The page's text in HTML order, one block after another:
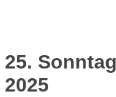
25.
2025